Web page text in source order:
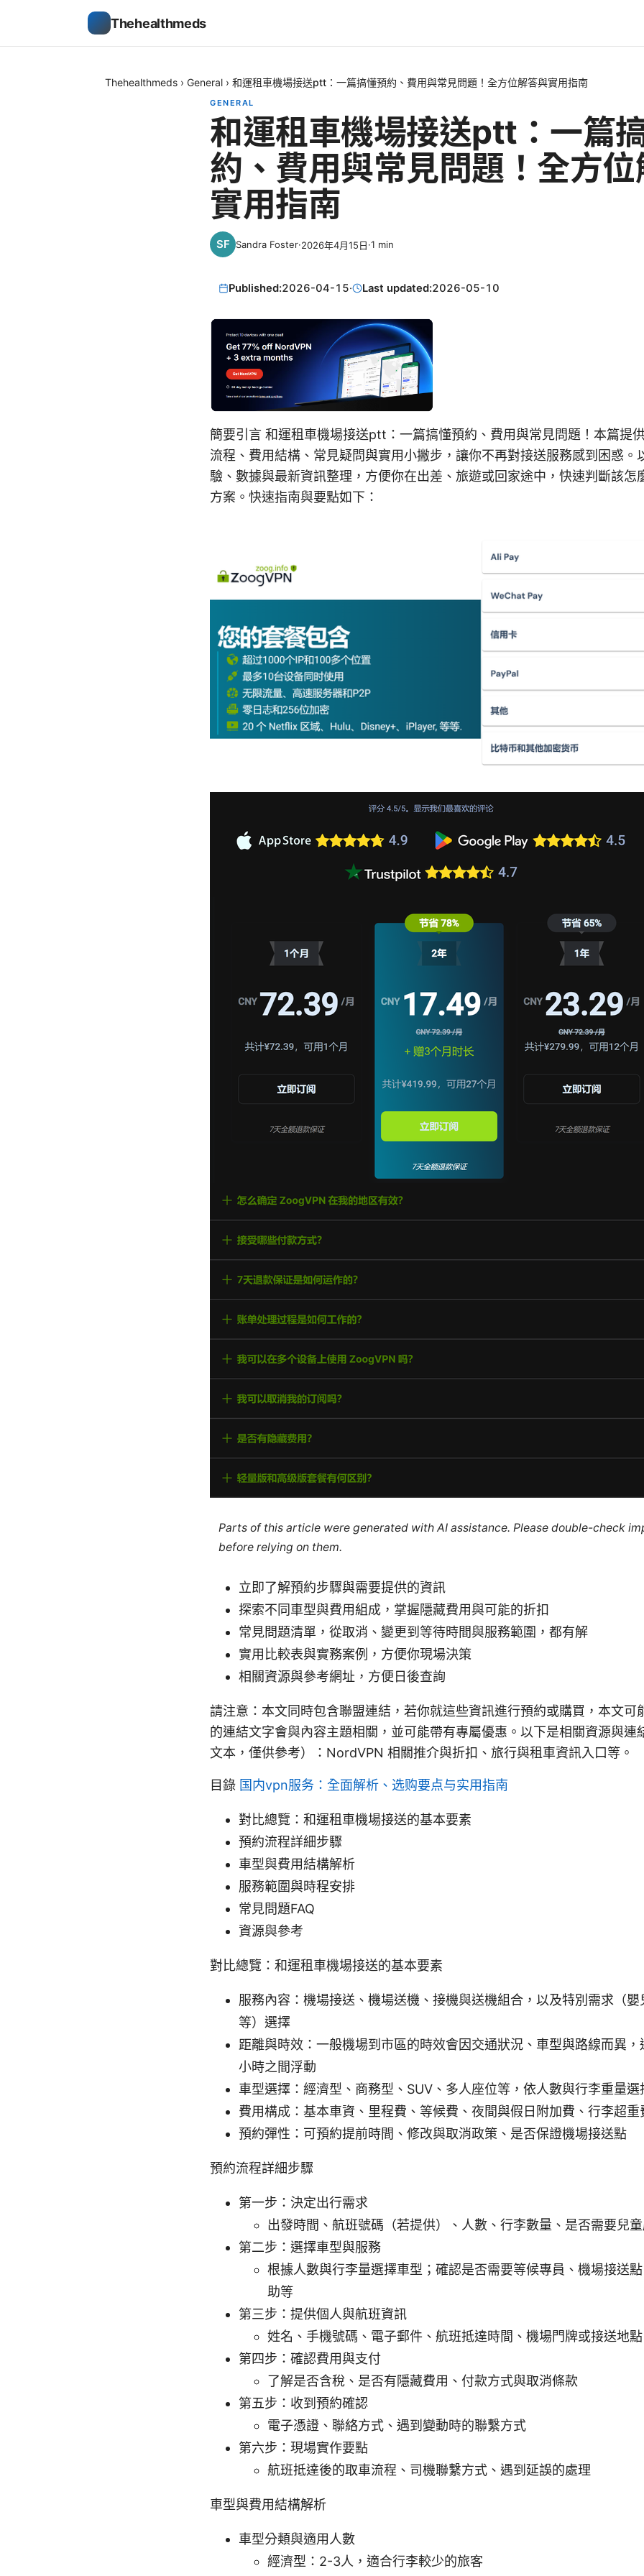
Thehealthmeds
Thehealthmeds › General › 和運租車機場接送ptt：一篇搞懂預約、費用與常見問題！全方位解答與實用指南
GENERAL
和運租車機場接送ptt：一篇
約、費用與常見問題！全方
實用指南
Sandra Foster·2026年4月15日·1 min
Published:2026-04-15· Last updated:2026-05-10
簡要引言 和運租車機場接送ptt：一篇搞懂預約、費用與常見問題！本篇提
流程、費用結構、常見疑問與實用小撇步，讓你不再對接送服務感到困惑。
驗、數據與最新資訊整理，方便你在出差、旅遊或回家途中，快速判斷該怎
方案。快速指南與要點如下：
Parts of this article were generated with AI assistance. Please double-check
before relying on them.
立即了解預約步驟與需要提供的資訊
探索不同車型與費用組成，掌握隱藏費用與可能的折扣
常見問題清單，從取消、變更到等待時間與服務範圍，都有解
實用比較表與實務案例，方便你現場決策
相關資源與參考網址，方便日後查詢
請注意：本文同時包含聯盟連結，若你就這些資訊進行預約或購買，本文可
的連結文字會與內容主題相關，並可能帶有專屬優惠。以下是相關資源與連
文本，僅供參考）：NordVPN 相關推介與折扣、旅行與租車資訊入口等。
目錄 国内vpn服务：全面解析、选购要点与实用指南
對比總覽：和運租車機場接送的基本要素
預約流程詳細步驟
車型與費用結構解析
服務範圍與時程安排
常見問題FAQ
資源與參考
對比總覽：和運租車機場接送的基本要素
服務內容：機場接送、機場送機、接機與送機組合，以及特別需求（
等）選擇
距離與時效：一般機場到市區的時效會因交通狀況、車型與路線而異
小時之間浮動
車型選擇：經濟型、商務型、SUV、多人座位等，依人數與行李重量選
費用構成：基本車資、里程費、等候費、夜間與假日附加費、行李超重
預約彈性：可預約提前時間、修改與取消政策、是否保證機場接送點
預約流程詳細步驟
第一步：決定出行需求
出發時間、航班號碼（若提供）、人數、行李數量、是否需要兒
第二步：選擇車型與服務
根據人數與行李量選擇車型；確認是否需要等候專員、機場接送
助等
第三步：提供個人與航班資訊
姓名、手機號碼、電子郵件、航班抵達時間、機場門牌或接送地點
第四步：確認費用與支付
了解是否含稅、是否有隱藏費用、付款方式與取消條款
第五步：收到預約確認
電子憑證、聯絡方式、遇到變動時的聯繫方式
第六步：現場實作要點
航班抵達後的取車流程、司機聯繫方式、遇到延誤的處理
車型與費用結構解析
車型分類與適用人數
經濟型：2-3人，適合行李較少的旅客